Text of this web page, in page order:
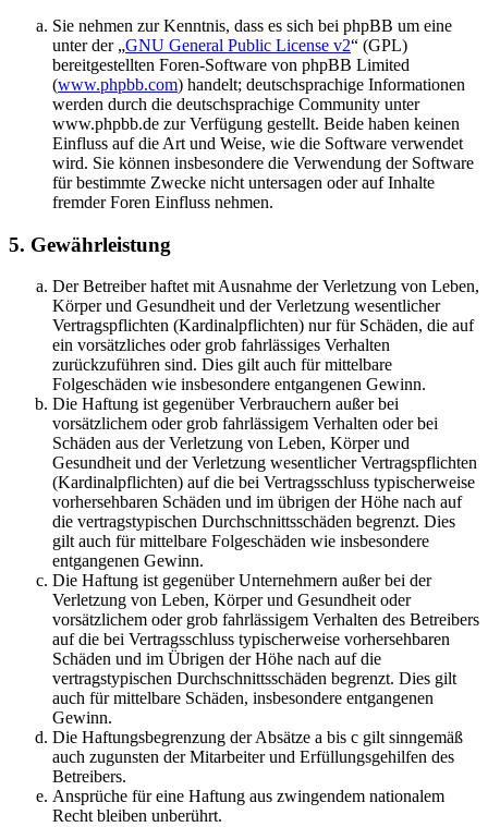
Sie nehmen zur Kenntnis, dass es sich bei phpBB um eine
unter der „GNU General Public License v2“ (GPL)
bereitgestellten Foren-Software von phpBB Limited
(www.phpbb.com) handelt; deutschsprachige Informationen
werden durch die deutschsprachige Community unter
www.phpbb.de zur Verfügung gestellt. Beide haben keinen
Einfluss auf die Art und Weise, wie die Software verwendet
wird. Sie können insbesondere die Verwendung der Software
für bestimmte Zwecke nicht untersagen oder auf Inhalte
fremder Foren Einfluss nehmen.
5. Gewährleistung
Der Betreiber haftet mit Ausnahme der Verletzung von Leben,
Körper und Gesundheit und der Verletzung wesentlicher
Vertragspflichten (Kardinalpflichten) nur für Schäden, die auf
ein vorsätzliches oder grob fahrlässiges Verhalten
zurückzuführen sind. Dies gilt auch für mittelbare
Folgeschäden wie insbesondere entgangenen Gewinn.
Die Haftung ist gegenüber Verbrauchern außer bei
vorsätzlichem oder grob fahrlässigem Verhalten oder bei
Schäden aus der Verletzung von Leben, Körper und
Gesundheit und der Verletzung wesentlicher Vertragspflichten
(Kardinalpflichten) auf die bei Vertragsschluss typischerweise
vorhersehbaren Schäden und im übrigen der Höhe nach auf
die vertragstypischen Durchschnittsschäden begrenzt. Dies
gilt auch für mittelbare Folgeschäden wie insbesondere
entgangenen Gewinn.
Die Haftung ist gegenüber Unternehmern außer bei der
Verletzung von Leben, Körper und Gesundheit oder
vorsätzlichem oder grob fahrlässigem Verhalten des Betreibers
auf die bei Vertragsschluss typischerweise vorhersehbaren
Schäden und im Übrigen der Höhe nach auf die
vertragstypischen Durchschnittsschäden begrenzt. Dies gilt
auch für mittelbare Schäden, insbesondere entgangenen
Gewinn.
Die Haftungsbegrenzung der Absätze a bis c gilt sinngemäß
auch zugunsten der Mitarbeiter und Erfüllungsgehilfen des
Betreibers.
Ansprüche für eine Haftung aus zwingendem nationalem
Recht bleiben unberührt.